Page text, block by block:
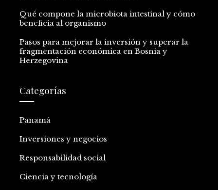
Qué compone la microbiota intestinal y cómo
beneficia al organismo
Pasos para mejorar la inversión y superar la
fragmentación económica en Bosnia y
Herzegovina
Categorías
Panamá
Inversiones y negocios
Responsabilidad social
Ciencia y tecnología